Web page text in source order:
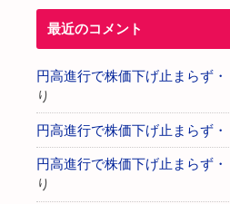
最近のコメント
円高進行で株価下げ止まらず・
り
円高進行で株価下げ止まらず・
円高進行で株価下げ止まらず・
り